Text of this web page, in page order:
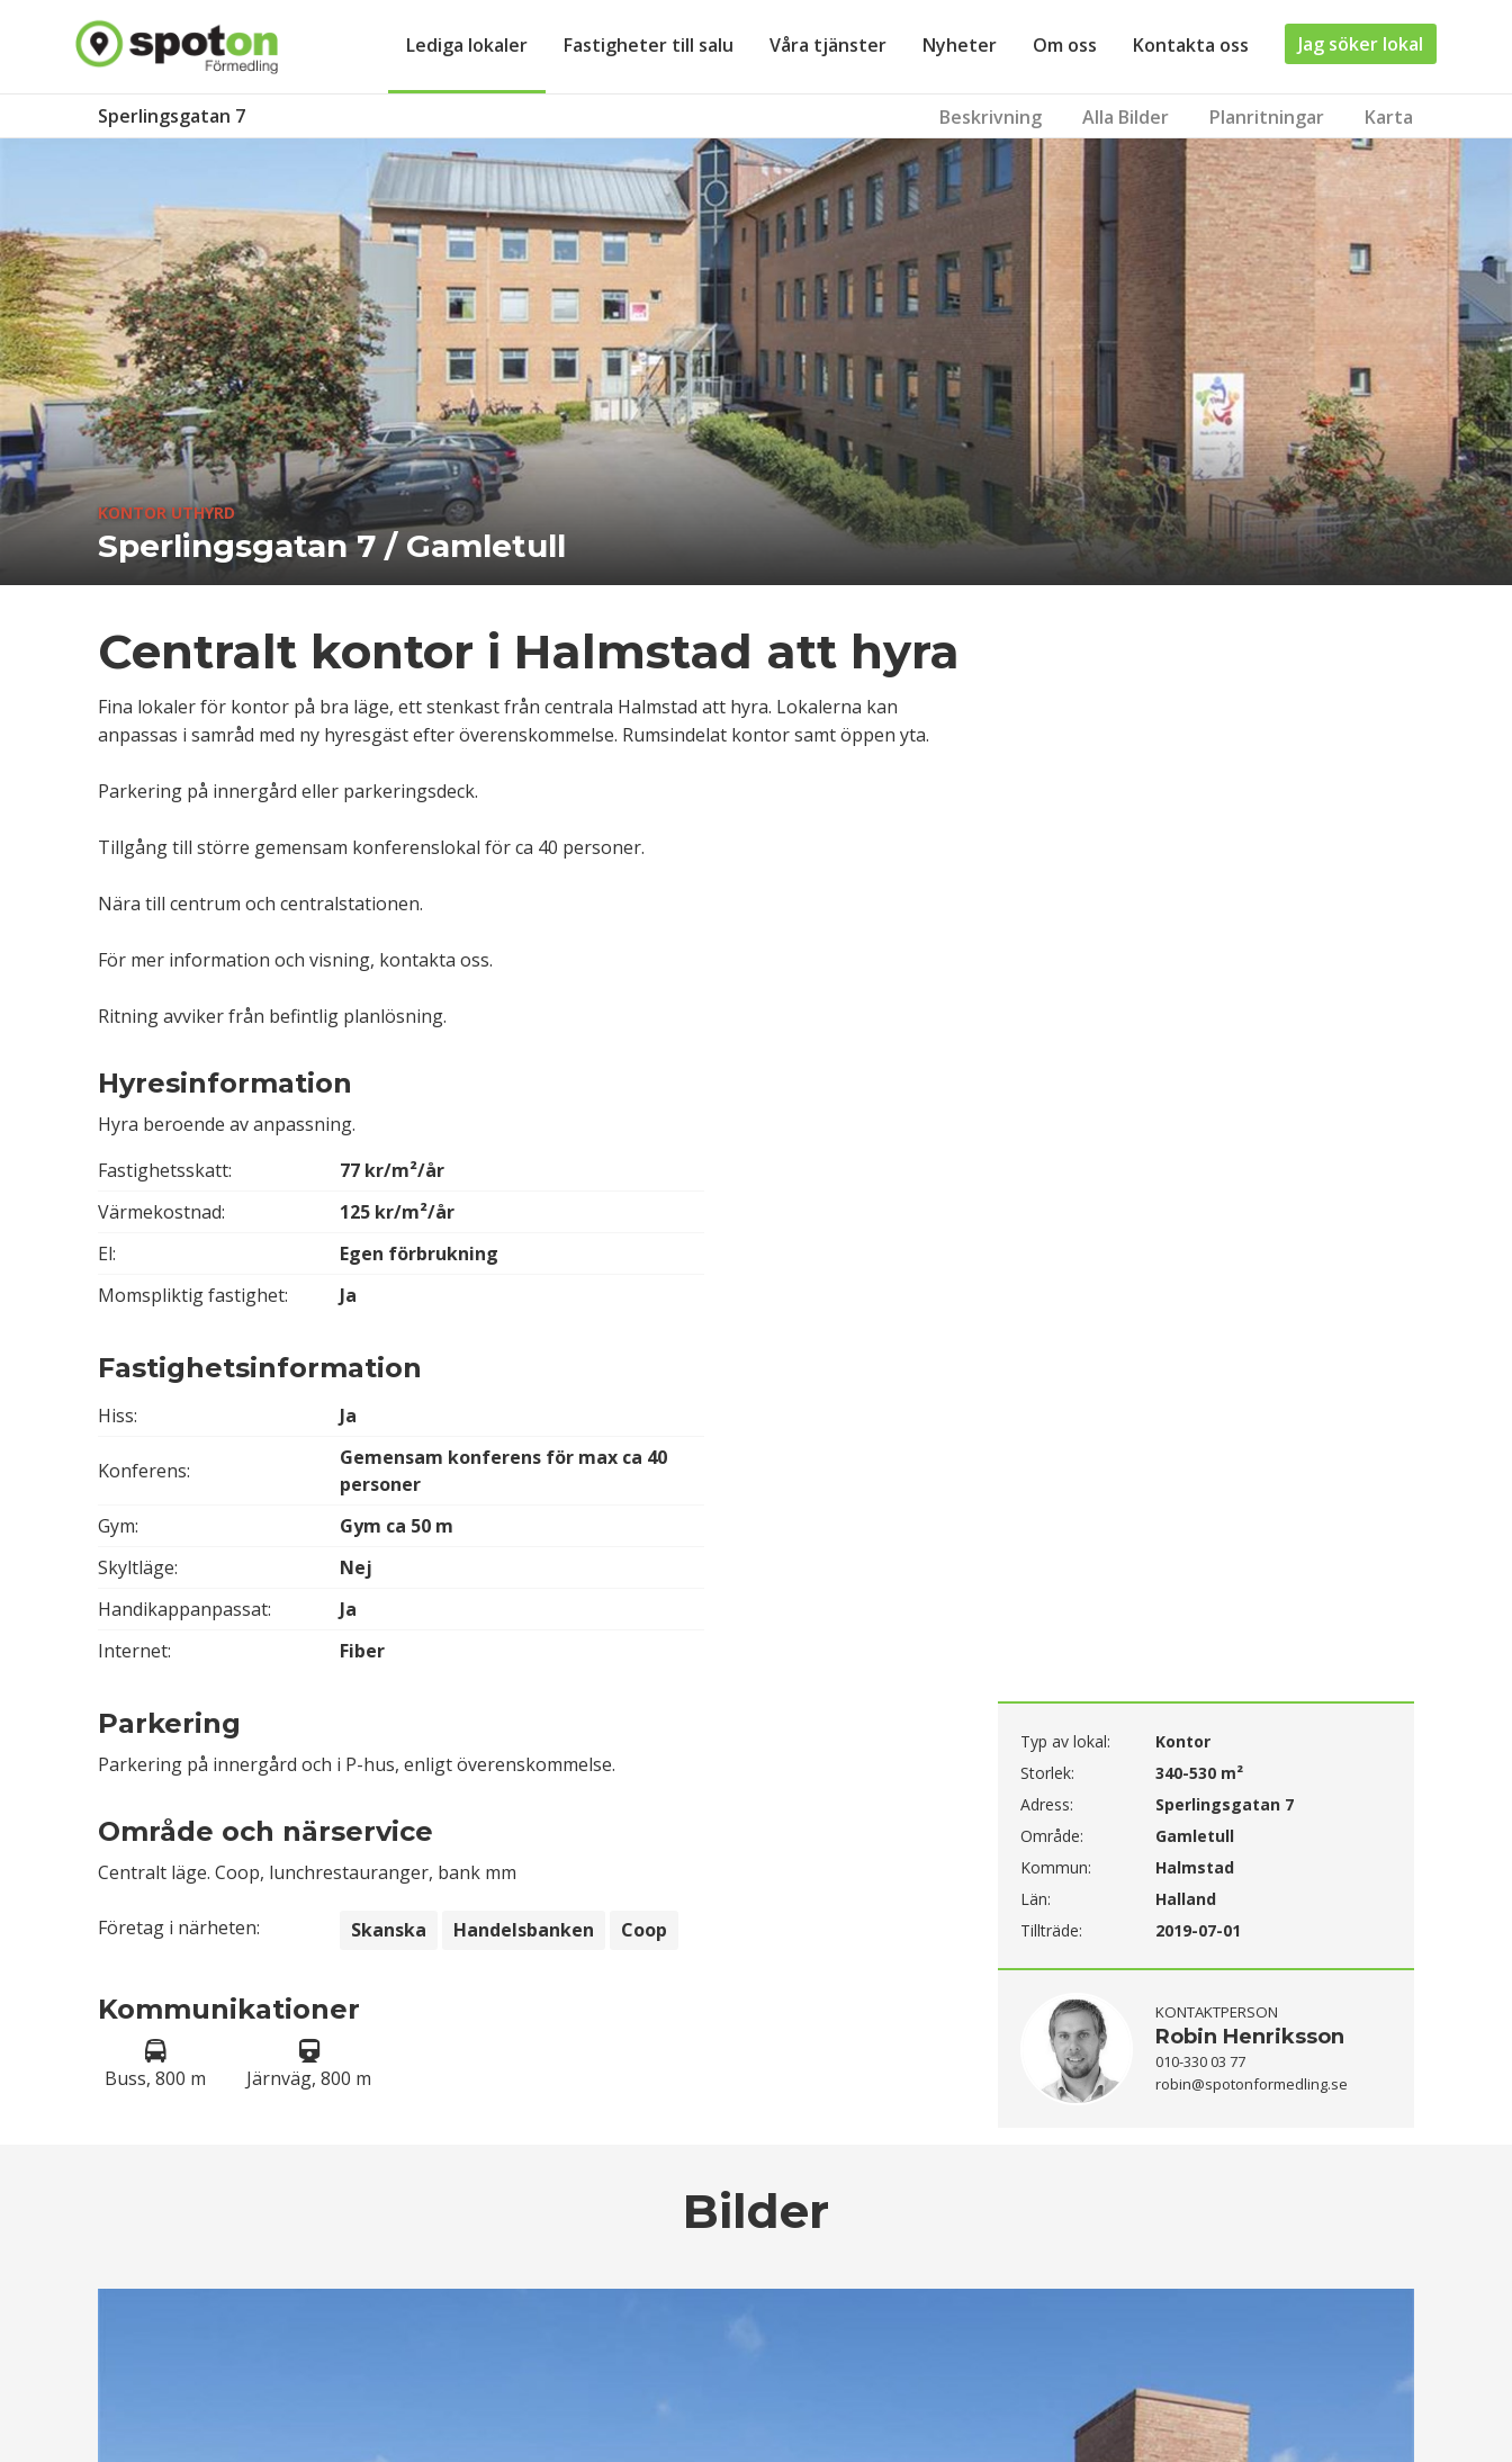
Lediga lokaler Fastigheter till salu Våra tjänster Nyheter Om oss Kontakta oss Jag söker lokal
Sperlingsgatan 7 Beskrivning Alla Bilder Planritningar Karta
KONTOR UTHYRD
Sperlingsgatan 7 / Gamletull
Centralt kontor i Halmstad att hyra
Fina lokaler för kontor på bra läge, ett stenkast från centrala Halmstad att hyra. Lokalerna kan
anpassas i samråd med ny hyresgäst efter överenskommelse. Rumsindelat kontor samt öppen yta.
Parkering på innergård eller parkeringsdeck.
Tillgång till större gemensam konferenslokal för ca 40 personer.
Nära till centrum och centralstationen.
För mer information och visning, kontakta oss.
Ritning avviker från befintlig planlösning.
Hyresinformation
Hyra beroende av anpassning.
Fastighetsskatt:
77 kr/m²/år
Värmekostnad:
125 kr/m²/år
El:
Egen förbrukning
Momspliktig fastighet:
Ja
Fastighetsinformation
Hiss: Ja
Konferens:
Gemensam konferens för max ca 40
personer
Gym:
Gym ca 50 m
Skyltläge:
Nej
Handikappanpassat:
Ja
Internet:
Fiber
Parkering
Parkering på innergård och i P-hus, enligt överenskommelse.
Område och närservice
Centralt läge. Coop, lunchrestauranger, bank mm
Företag i närheten: Skanska Handelsbanken Coop
Kommunikationer
Buss, 800 m Järnväg, 800 m
Typ av lokal:
Kontor
Storlek:
340-530 m²
Adress:
Sperlingsgatan 7
Område:
Gamletull
Kommun:
Halmstad
Län:
Halland
Tillträde:
2019-07-01
KONTAKTPERSON
Robin Henriksson
010-330 03 77
robin@spotonformedling.se
Bilder